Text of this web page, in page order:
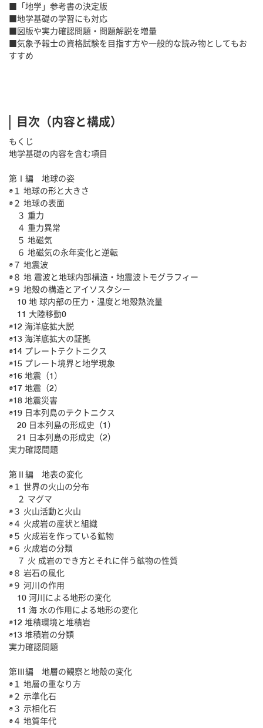
■「地学」参考書の決定版
■地学基礎の学習にも対応
■図版や実力確認問題・問題解説を増量
■気象予報士の資格試験を目指す方や一般的な読み物としてもお
すすめ
目次（内容と構成）
もくじ
地学基礎の内容を含む項目
第Ⅰ編 地球の姿
◉１ 地球の形と大きさ
◉２ 地球の表面
３ 重力
４ 重力異常
５ 地磁気
６ 地磁気の永年変化と逆転
◉７ 地震波
◉８ 地 震波と地球内部構造・地震波トモグラフィー
◉９ 地殻の構造とアイソスタシー
10 地 球内部の圧力・温度と地殻熱流量
11 大陸移動0
◉12 海洋底拡大説
◉13 海洋底拡大の証拠
◉14 プレートテクトニクス
◉15 プレート境界と地学現象
◉16 地震（1）
◉17 地震（2）
◉18 地震災害
◉19 日本列島のテクトニクス
20 日本列島の形成史（1）
21 日本列島の形成史（2）
実力確認問題
第Ⅱ編 地表の変化
◉１ 世界の火山の分布
２ マグマ
◉３ 火山活動と火山
◉４ 火成岩の産状と組織
◉５ 火成岩を作っている鉱物
◉６ 火成岩の分類
７ 火 成岩のでき方とそれに伴う鉱物の性質
◉８ 岩石の風化
◉９ 河川の作用
10 河川による地形の変化
11 海 水の作用による地形の変化
◉12 堆積環境と堆積岩
◉13 堆積岩の分類
実力確認問題
第Ⅲ編 地層の観察と地殻の変化
◉１ 地層の重なり方
◉２ 示準化石
◉３ 示相化石
◉４ 地質年代